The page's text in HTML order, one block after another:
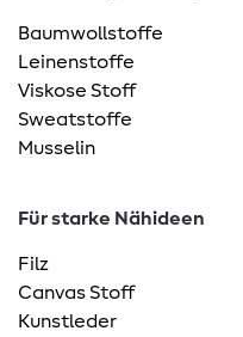
Baumwollstoffe
Leinenstoffe
Viskose Stoff
Sweatstoffe
Musselin
Für starke Nähideen
Filz
Canvas Stoff
Kunstleder